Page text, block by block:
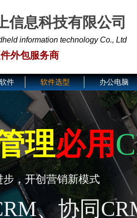
信息科技有限公司
外包服务商
information technology Co., Ltd
，开创营销新模式
理必用
、协同
厂 ERP+
件 软件选型 办公电脑